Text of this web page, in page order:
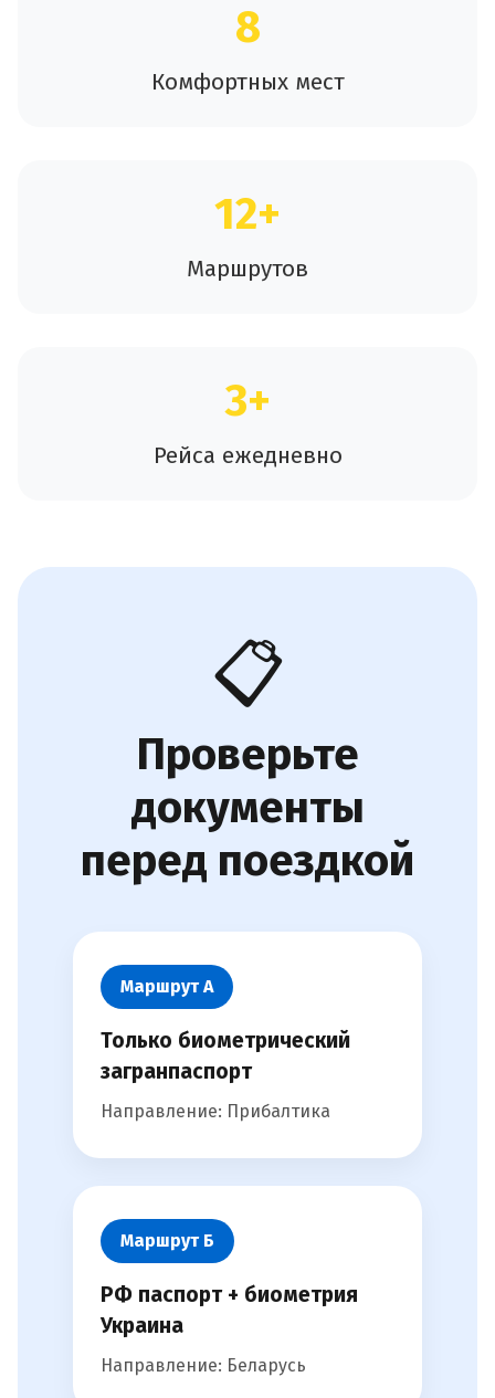
8
Комфортных мест
12+
Маршрутов
3+
Рейса ежедневно
📋
Проверьте
документы
перед поездкой
Маршрут А
Только биометрический
загранпаспорт
Направление: Прибалтика
Маршрут Б
РФ паспорт + биометрия
Украина
Направление: Беларусь